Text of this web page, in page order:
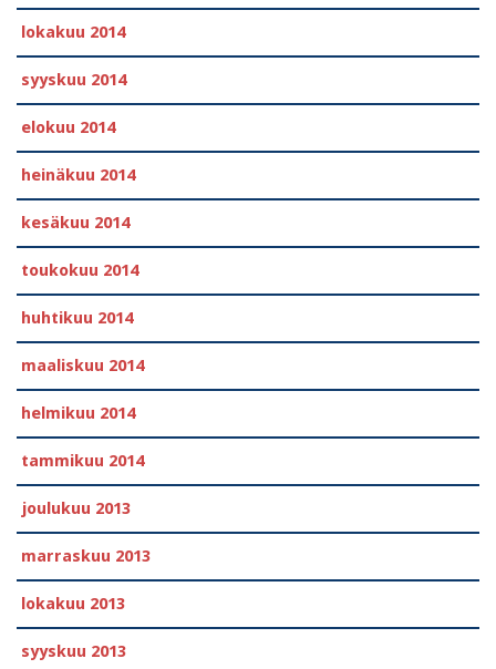
lokakuu 2014
syyskuu 2014
elokuu 2014
heinäkuu 2014
kesäkuu 2014
toukokuu 2014
huhtikuu 2014
maaliskuu 2014
helmikuu 2014
tammikuu 2014
joulukuu 2013
marraskuu 2013
lokakuu 2013
syyskuu 2013